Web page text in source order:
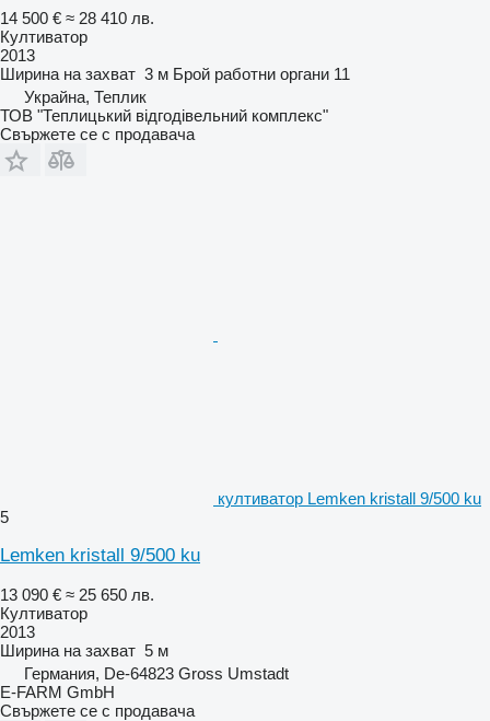
14 500 € ≈ 28 410 лв.
Култиватор
2013
Ширина на захват 3 м Брой работни органи 11
Украйна, Теплик
ТОВ "Теплицький відгодівельний комплекс"
Свържете се с продавача
култиватор Lemken kristall 9/500 ku
5
Lemken kristall 9/500 ku
13 090 € ≈ 25 650 лв.
Култиватор
2013
Ширина на захват 5 м
Германия, De-64823 Gross Umstadt
E-FARM GmbH
Свържете се с продавача